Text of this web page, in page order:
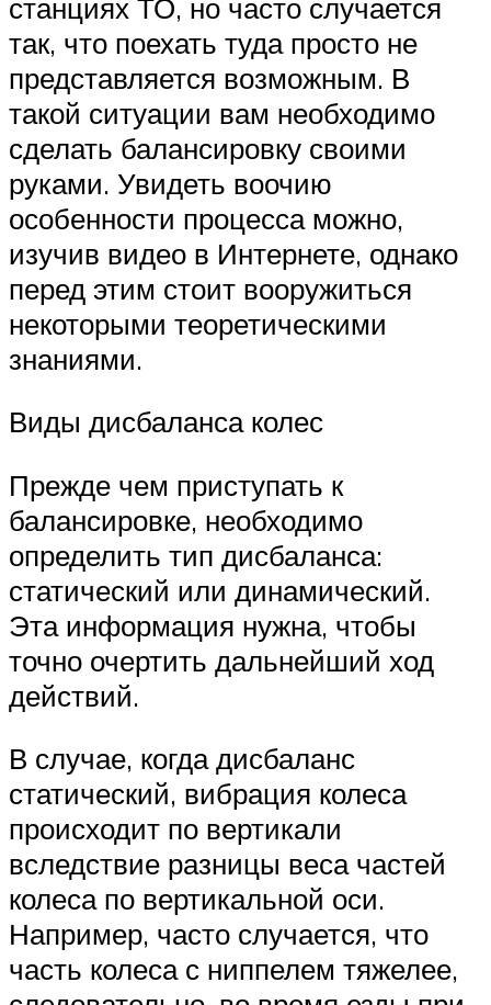
станциях ТО, но часто случается
так, что поехать туда просто не
представляется возможным. В
такой ситуации вам необходимо
сделать балансировку своими
руками. Увидеть воочию
особенности процесса можно,
изучив видео в Интернете, однако
перед этим стоит вооружиться
некоторыми теоретическими
знаниями.
Виды дисбаланса колес
Прежде чем приступать к
балансировке, необходимо
определить тип дисбаланса:
статический или динамический.
Эта информация нужна, чтобы
точно очертить дальнейший ход
действий.
В случае, когда дисбаланс
статический, вибрация колеса
происходит по вертикали
вследствие разницы веса частей
колеса по вертикальной оси.
Например, часто случается, что
часть колеса с ниппелем тяжелее,